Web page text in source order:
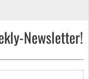
Newsletter!